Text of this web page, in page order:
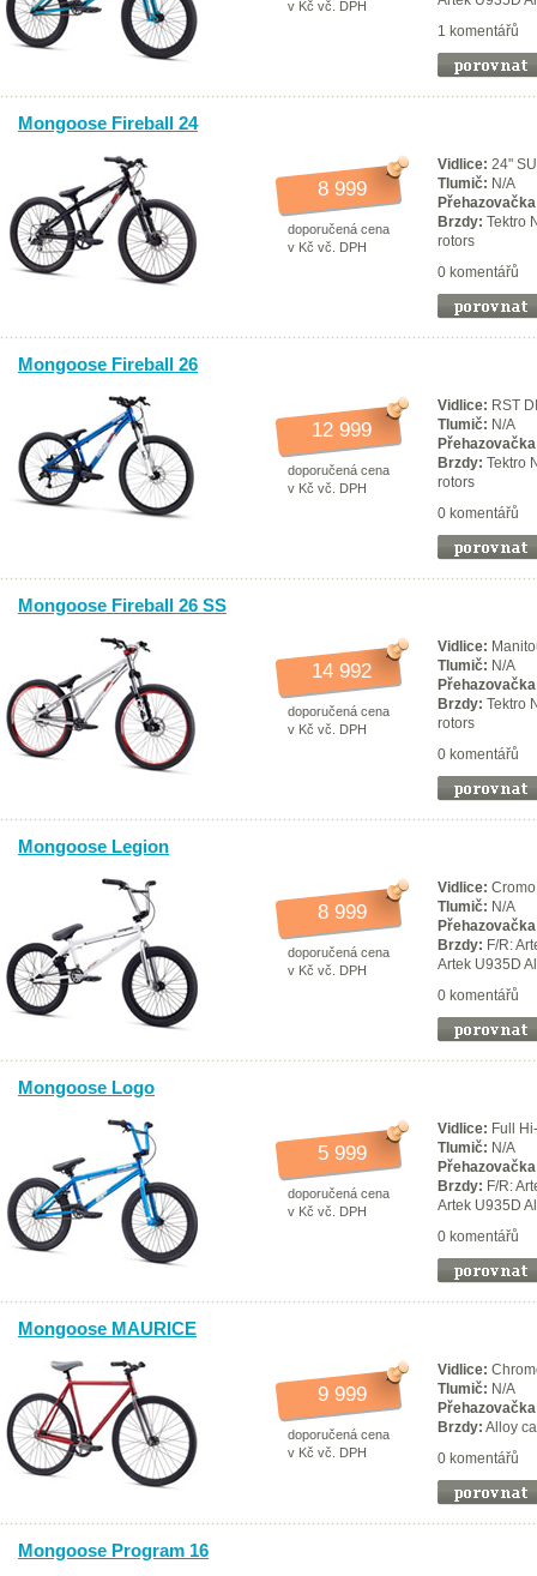
v Kč vč. DPH
1 komentářů
Mongoose Fireball 24
8 999
doporučená cena
v Kč vč. DPH
Vidlice: 24"
Tlumič: N/A
Brzdy: Tektro
rotors
0 komentářů
Mongoose Fireball 26
12 999
doporučená cena
v Kč vč. DPH
Vidlice: RST
Tlumič: N/A
Brzdy: Tektro
rotors
0 komentářů
Mongoose Fireball 26 SS
14 992
doporučená cena
v Kč vč. DPH
Vidlice:
Tlumič: N/A
Brzdy: Tektro
rotors
0 komentářů
Mongoose Legion
8 999
doporučená cena
v Kč vč. DPH
Vidlice:
Tlumič: N/A
Brzdy: F/R:
Artek U935D
0 komentářů
Mongoose Logo
5 999
doporučená cena
v Kč vč. DPH
Vidlice: Full
Tlumič: N/A
Brzdy: F/R:
Artek U935D
0 komentářů
Mongoose MAURICE
9 999
doporučená cena
v Kč vč. DPH
Vidlice:
Tlumič: N/A
Brzdy: Alloy
0 komentářů
Mongoose Program 16